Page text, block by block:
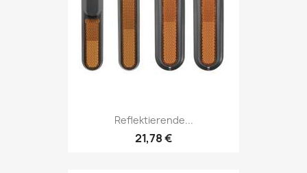
Reflektierende...
21,78 €